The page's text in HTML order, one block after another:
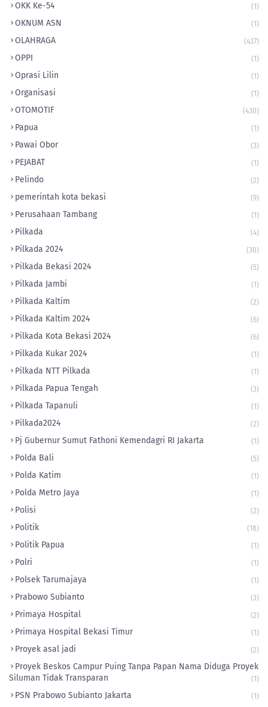
OKK Ke-54 (1)
OKNUM ASN (1)
OLAHRAGA (437)
OPPI (1)
Oprasi Lilin (1)
Organisasi (1)
OTOMOTIF (430)
Papua (1)
Pawai Obor (3)
PEJABAT (1)
Pelindo (2)
pemerintah kota bekasi (9)
Perusahaan Tambang (1)
Pilkada (4)
Pilkada 2024 (30)
Pilkada Bekasi 2024 (5)
Pilkada Jambi (1)
Pilkada Kaltim (2)
Pilkada Kaltim 2024 (6)
Pilkada Kota Bekasi 2024 (6)
Pilkada Kukar 2024 (1)
Pilkada NTT Pilkada (1)
Pilkada Papua Tengah (3)
Pilkada Tapanuli (1)
Pilkada2024 (2)
Pj Gubernur Sumut Fathoni Kemendagri RI Jakarta (1)
Polda Bali (5)
Polda Katim (1)
Polda Metro Jaya (1)
Polisi (2)
Politik (18)
Politik Papua (1)
Polri (1)
Polsek Tarumajaya (1)
Prabowo Subianto (3)
Primaya Hospital (2)
Primaya Hospital Bekasi Timur (1)
Proyek asal jadi (2)
Proyek Beskos Campur Puing Tanpa Papan Nama Diduga Proyek
Siluman Tidak Transparan
(1)
PSN Prabowo Subianto Jakarta (1)